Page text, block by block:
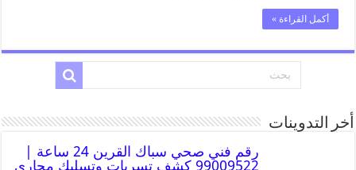
أكمل القراءة »
أخر التدوينات
رقم فني صحي سباك القرين 24 ساعة |
99009522 كشف تسربات وتسليك مجاري